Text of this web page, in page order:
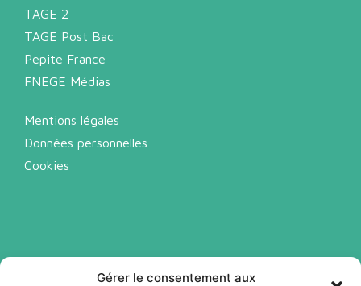
Gérer le consentement aux
TAGE 2
TAGE Post Bac
Pepite France
FNEGE Médias
Mentions légales
Données personnelles
Cookies